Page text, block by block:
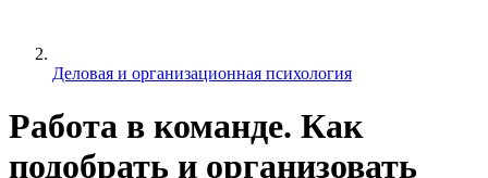
Деловая и организационная психология
Работа в команде. Как
подобрать и организовать